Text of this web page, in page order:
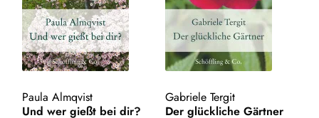
AKTUELLES
NEWSLETTER
WEITERE VERLAGE
Paula Almqvist
Und wer gießt bei dir?
Gabriele Tergit
Der glückliche Gärtner